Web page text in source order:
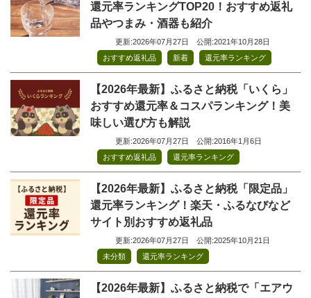
還元率ランキングTOP20！おすすめ返礼
品やつまみ・酒器も紹介
更新:2026年07月27日
公開:2021年10月28日
おすすめ返礼品
新着 還元率ランキング
【2026年最新】ふるさと納税「いくら」
おすすめ還元率＆コスパランキング！美
味しい選び方も解説
更新:2026年07月27日
公開:2016年1月6日
おすすめ返礼品
還元率ランキング
【2026年最新】ふるさと納税「限定品」
還元率ランキング！楽天・ふるなびなど
サイト別おすすめ返礼品
更新:2026年07月27日
公開:2025年10月21日
未分類
還元率ランキング
【2026年最新】ふるさと納税で「エアウ